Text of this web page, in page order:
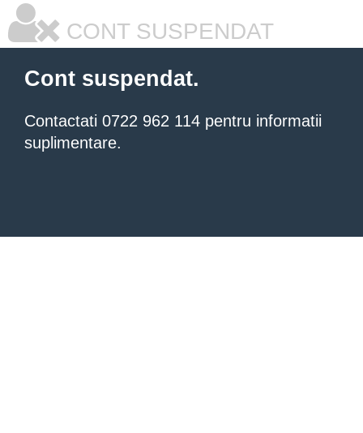
CONT SUSPENDAT
Cont suspendat.
Contactati 0722 962 114 pentru informatii
suplimentare.